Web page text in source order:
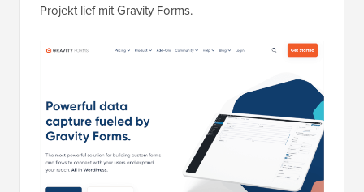
Projekt lief mit Gravity Forms.